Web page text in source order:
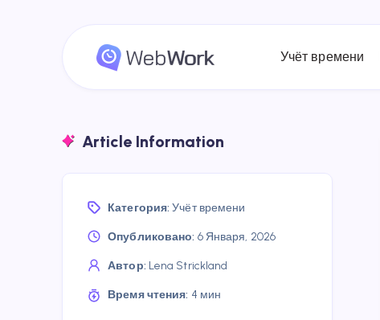
Учёт времени
Article Information
Категория: Учёт времени
Опубликовано: 6 Января, 2026
Автор: Lena Strickland
Время чтения: 4 мин